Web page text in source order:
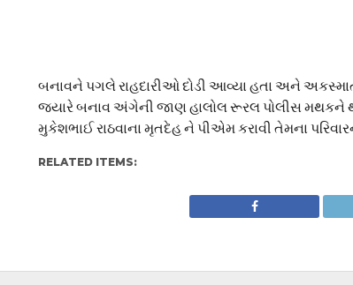
બનાવને પગલે રાહદારીઓ દોડી આવ્યા હતા અને
જ્યારે બનાવ અંગેની જાણ હાલોલ રૂરલ પોલીસ મથકને
મુકેશભાઈ રાઠવાના મૃતદેહ ને પીએમ કરાવી તેમના
RELATED ITEMS: